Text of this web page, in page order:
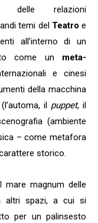
relazioni
temi del Teatro e
all’interno di un
come un meta-
e cinesi
della macchina
il puppet, il
(ambiente
– come metafora
storico.
magnum delle
altri spazi, a cui si
per un palinsesto